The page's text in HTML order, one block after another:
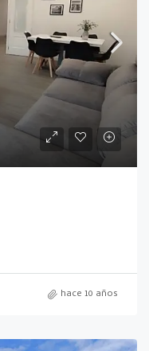
hace 10 años